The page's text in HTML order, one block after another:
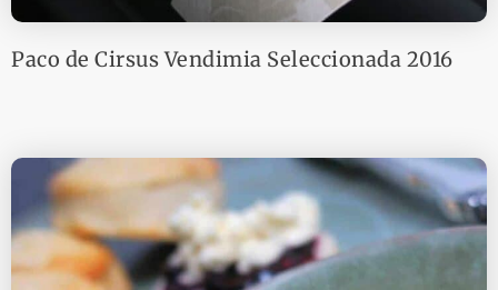
Paco de Cirsus Vendimia Seleccionada 2016